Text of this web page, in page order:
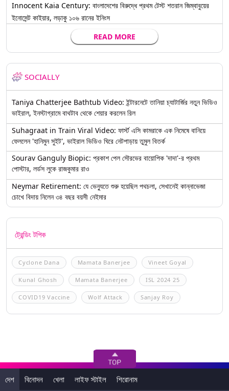
Innocent Kaia Century: বাংলাদেশের বিরুদ্ধে প্রথম টেস্ট শতরান জিম্বাবুয়ের
ইনোসেন্ট কাইয়ার, লড়াকু ১০৬ রানের ইনিংস
READ MORE
SOCIALLY
Taniya Chatterjee Bathtub Video: ইন্টারনেটে তানিয়া চ্যাটার্জির নতুন ভিডিও
ভাইরাল, ইনস্টাগ্রামে বাথটাব থেকে শেয়ার করলেন রিল
Suhagraat in Train Viral Video: ফার্স্ট এসি কামরাকে এক নিমেষে বানিয়ে
ফেললেন 'হানিমুন সুইট', ভাইরাল ভিডিও ঘিরে নেটপাড়ায় তুমুল বিতর্ক
Sourav Ganguly Biopic: প্রকাশ পেল সৌরভের বায়োপিক 'দাদা'-র প্রথম
পোস্টার, লর্ডস লুকে রাজকুমার রাও
Neymar Retirement: যে ভেন্যুতে শুরু হয়েছিল পথচলা, সেখানেই কান্নাভেজা
চোখে বিদায় নিলেন ৩৪ বছর বয়সী নেইমার
ট্রেন্ডিং টপিক
Cyclone Dana Mamata Banerjee Vineet Goyal
Kunal Ghosh Mamata Banerjee ISL 2024 25
COVID19 Vaccine Wolf Attack Sanjay Roy
দেশ বিনোদন খেলা লাইফ স্টাইল শিরোনাম